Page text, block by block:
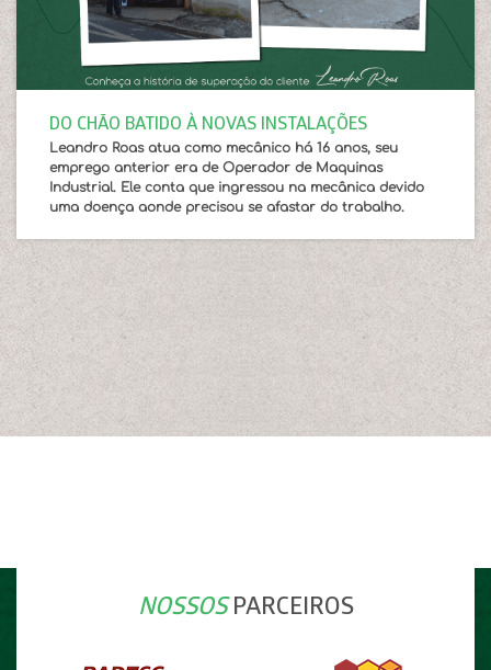
DO CHÃO BATIDO À NOVAS INSTALAÇÕES
Leandro Roas atua como mecânico há 16 anos, seu
emprego anterior era de Operador de Maquinas
Industrial. Ele conta que ingressou na mecânica devido
uma doença aonde precisou se afastar do trabalho.
NOSSOS PARCEIROS